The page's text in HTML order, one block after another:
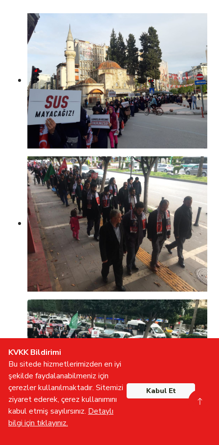
KVKK Bildirimi
Bu sitede hizmetlerimizden en iyi
şekilde faydalanabilmeniz için
çerezler kullanılmaktadır. Sitemizi
ziyaret ederek, çerez kullanımını
kabul etmiş sayılırsınız. Detaylı
bilgi için tıklayınız.
Kabul Et